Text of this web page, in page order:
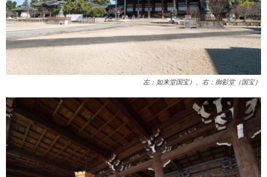
左：如来堂国宝）、右：御影堂（国宝）